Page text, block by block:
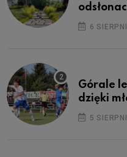
6
Górale
dzięki
5